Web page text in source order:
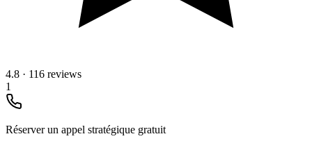
4.8 · 116 reviews
1
Réserver un appel stratégique gratuit